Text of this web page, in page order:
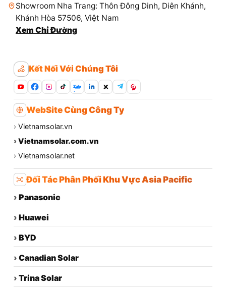
Showroom Nha Trang: Thôn Đông Dinh, Diên Khánh,
Khánh Hòa 57506, Việt Nam
Xem Chỉ Đường
Kết Nối Với Chúng Tôi
Zalo
WebSite Cùng Công Ty
› Vietnamsolar.vn
› Vietnamsolar.com.vn
› Vietnamsolar.net
Đối Tác Phân Phối Khu Vực Asia Pacific
› Panasonic
› Huawei
› BYD
› Canadian Solar
› Trina Solar